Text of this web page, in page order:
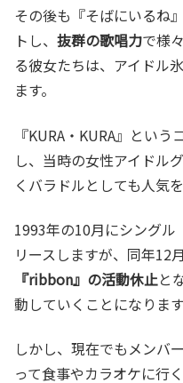
その後も『そばにいるね
トし、 抜群の歌唱力で様
る彼女たちは、アイドル
ます。
『KURA・KURA』とい
し、当時の女性アイドル
くバラドルとしても人気
1993年の10月にシングル
リースしますが、同年12
『ribbon』の活動休止と
動していくことになります
しかし、現在でもメンバ
って食事やカラオケに行く